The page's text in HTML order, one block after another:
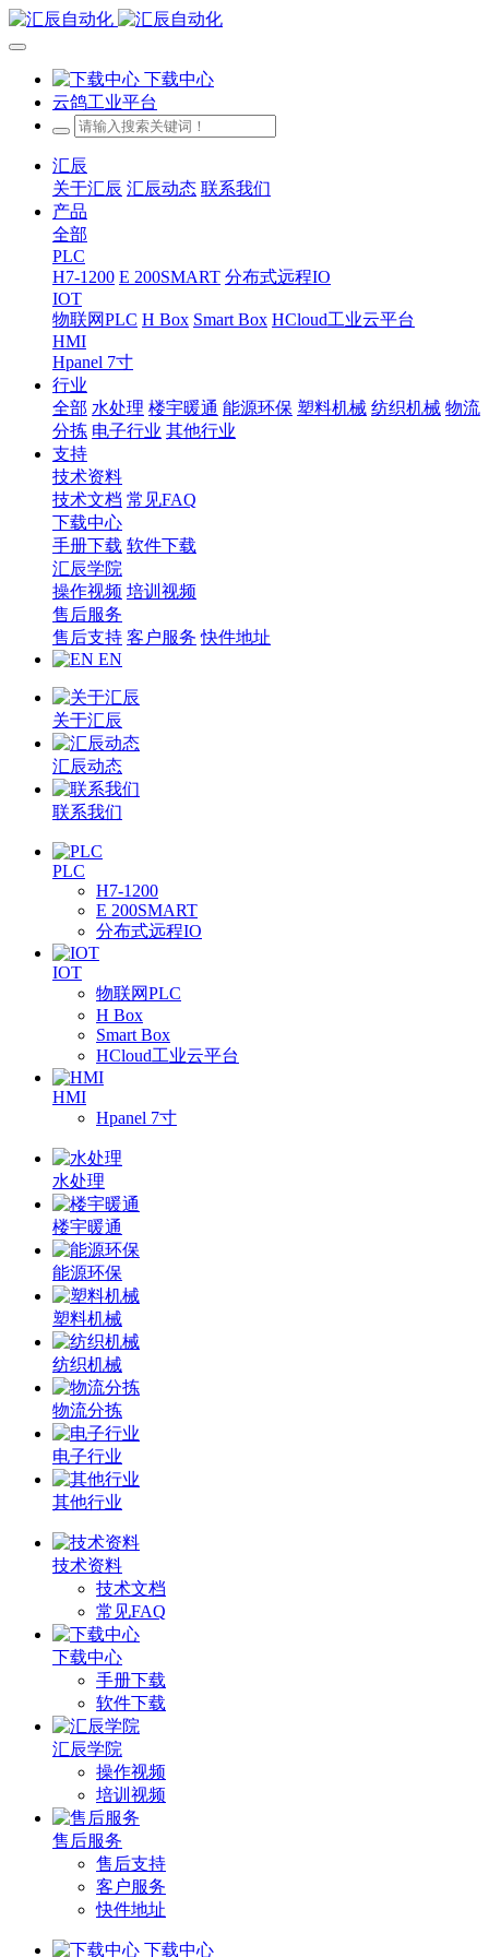
下载中心
云鸽工业平台
汇辰
关于汇辰 汇辰动态 联系我们
产品
全部
PLC
H7-1200 E 200SMART 分布式远程IO
IOT
物联网PLC H Box Smart Box HCloud工业云平台
HMI
Hpanel 7寸
行业
全部 水处理 楼宇暖通 能源环保 塑料机械 纺织机械 物流
分拣 电子行业 其他行业
支持
技术资料
技术文档 常见FAQ
下载中心
手册下载 软件下载
汇辰学院
操作视频 培训视频
售后服务
售后支持 客户服务 快件地址
EN
关于汇辰
汇辰动态
联系我们
PLC
H7-1200
E 200SMART
分布式远程IO
IOT
物联网PLC
H Box
Smart Box
HCloud工业云平台
HMI
Hpanel 7寸
水处理
楼宇暖通
能源环保
塑料机械
纺织机械
物流分拣
电子行业
其他行业
技术资料
技术文档
常见FAQ
下载中心
手册下载
软件下载
汇辰学院
操作视频
培训视频
售后服务
售后支持
客户服务
快件地址
下载中心